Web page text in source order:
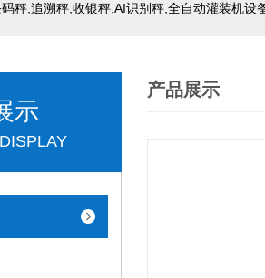
秤,追溯秤,收银秤,AI识别秤,全自动灌装机设
示
产品展示